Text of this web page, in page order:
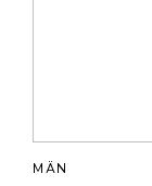
MÄN